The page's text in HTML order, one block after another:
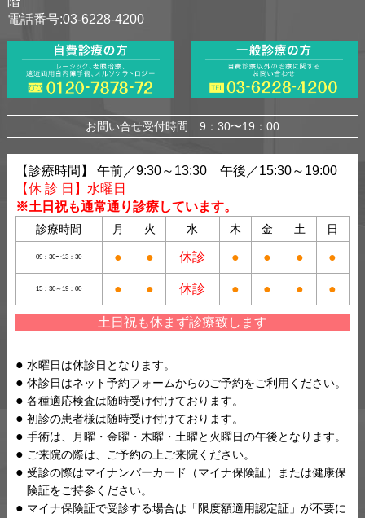
電話番号:03-6228-4200
お問い合せ受付時間 9：30〜19：00
【診療時間】 午前／9:30～13:30 午後／15:30～19:00
【休 診 日】水曜日
※土日祝も通常通り診療しています。
診療時間 月 火 水 木 金 土 日
09：30〜13：30 ● ● 休診 ● ● ● ●
15：30～19：00 ● ● 休診 ● ● ● ●
土日祝も休まず診療致します
水曜日は休診日となります。
休診日はネット予約フォームからのご予約をご利用ください。
各種適応検査は随時受け付けております。
初診の患者様は随時受け付けております。
手術は、月曜・金曜・木曜・土曜と火曜日の午後となります。
ご来院の際は、ご予約の上ご来院ください。
受診の際はマイナンバーカード（マイナ保険証）または健康保
険証をご持参ください。
マイナ保険証で受診する場合は「限度額適用認定証」が不要に